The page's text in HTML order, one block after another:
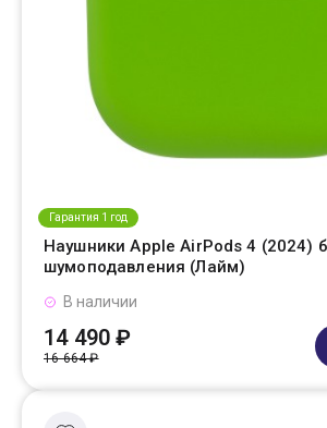
Гарантия 1 год
Наушники Apple AirPods 4 (2024)
шумоподавления (Лайм)
В наличии
14 490 ₽
16 664 ₽